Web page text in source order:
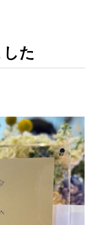
た